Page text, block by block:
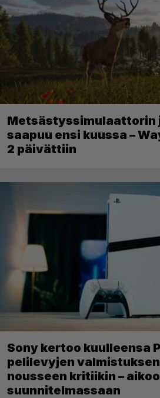
Metsästyssimulaattorin
saapuu ensi kuussa –
2 päivättiin
Sony kertoo kuulleensa
pelilevyjen
nousseen kritiikin –
suunnitelmassaan